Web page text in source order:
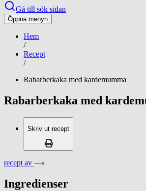
Gå till sök sidan
Öppna menyn
Hem
/
Recept
/
Rabarberkaka med kardemumma
Rabarberkaka med
Skriv ut recept
recept av
Ingredienser